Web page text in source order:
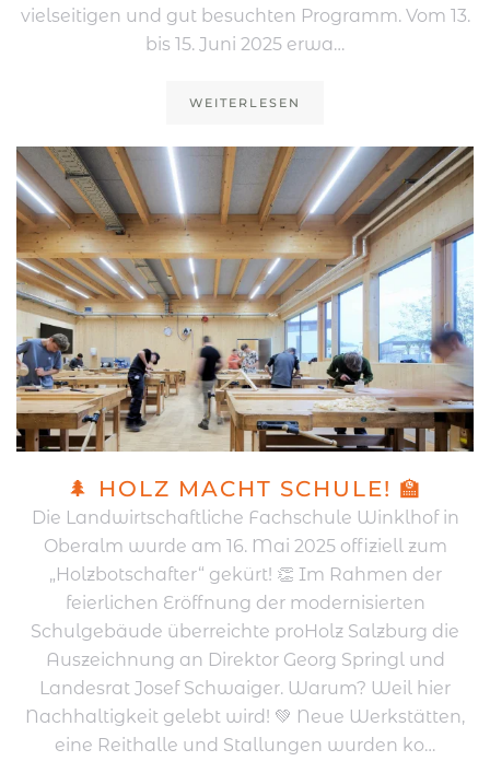
vielseitigen und gut besuchten Programm. Vom 13.
bis 15. Juni 2025 erwa…
WEITERLESEN
🌲 HOLZ MACHT SCHULE! 🏫
Die Landwirtschaftliche Fachschule Winklhof in
Oberalm wurde am 16. Mai 2025 offiziell zum
„Holzbotschafter“ gekürt! 👏 Im Rahmen der
feierlichen Eröffnung der modernisierten
Schulgebäude überreichte proHolz Salzburg die
Auszeichnung an Direktor Georg Springl und
Landesrat Josef Schwaiger. Warum? Weil hier
Nachhaltigkeit gelebt wird! 💚 Neue Werkstätten,
eine Reithalle und Stallungen wurden ko…